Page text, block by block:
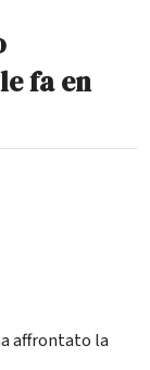
fa en
affrontato la